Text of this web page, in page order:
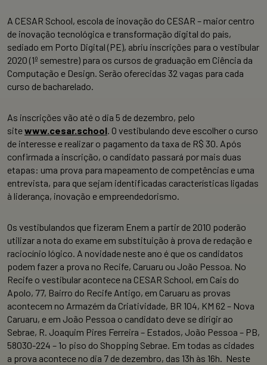
A CESAR School, escola de inovação do CESAR – maior centro
de inovação tecnológica e transformação digital do país,
sediado em Porto Digital (PE), abriu inscrições para o vestibular
2020 (1º semestre) para os cursos de graduação em Ciência da
Computação e Design. Serão oferecidas 32 vagas para cada
curso de bacharelado.
As inscrições vão até o dia 5 de dezembro, pelo
sitewww.cesar.school. O vestibulando deve escolher o curso
de interesse e realizar o pagamento da taxa de R$ 30. Após
confirmada a inscrição, o candidato passará por mais duas
etapas: uma prova para mapeamento de competências e uma
entrevista, para que sejam identificadas características ligadas
à liderança, inovação e empreendedorismo.
Os vestibulandos que fizeram Enem a partir de 2010 poderão
utilizar a nota do exame em substituição à prova de redação e
raciocínio lógico. A novidade neste ano é que os candidatos
podem fazer a prova no Recife, Caruaru ou João Pessoa. No
Recife o vestibular acontece na CESAR School, em Cais do
Apolo, 77, Bairro do Recife Antigo, em Caruaru as provas
acontecem no Armazém da Criatividade, BR 104, KM 62 – Nova
Caruaru, e em João Pessoa o candidato deve se dirigir ao
Sebrae, R. Joaquim Pires Ferreira – Estados, João Pessoa – PB,
58030-224 – 1o piso do Shopping Sebrae. Em todas as cidades
a prova acontece no dia 7 de dezembro, das 13h às 16h. Neste